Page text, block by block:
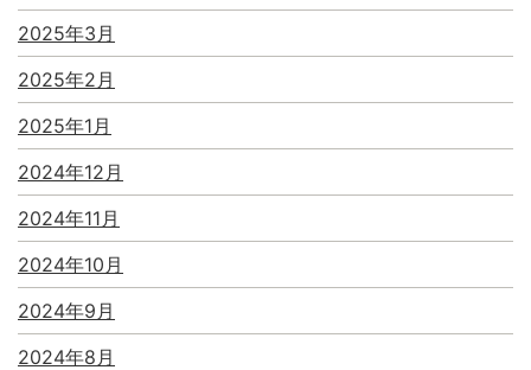
2025年3月
2025年2月
2025年1月
2024年12月
2024年11月
2024年10月
2024年9月
2024年8月